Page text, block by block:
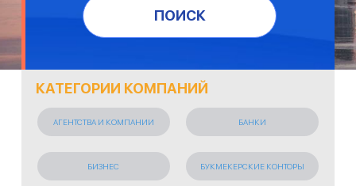
ПОИСК
КАТЕГОРИИ КОМПАНИЙ
АГЕНТСТВА И КОМПАНИИ БАНКИ
БИЗНЕС БУКМЕКЕРСКИЕ КОНТОРЫ